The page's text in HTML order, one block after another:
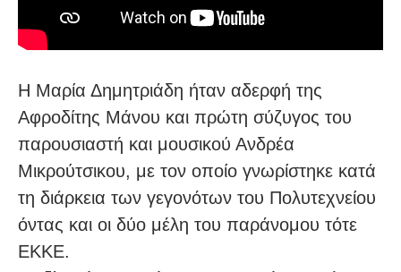
Η Μαρία Δημητριάδη ήταν αδερφή της
Αφροδίτης Μάνου και πρώτη σύζυγος του
παρουσιαστή και μουσικού Ανδρέα
Μικρούτσικου, με τον οποίο γνωρίστηκε κατά
τη διάρκεια των γεγονότων του Πολυτεχνείου
όντας και οι δύο μέλη του παράνομου τότε
ΕΚΚΕ.